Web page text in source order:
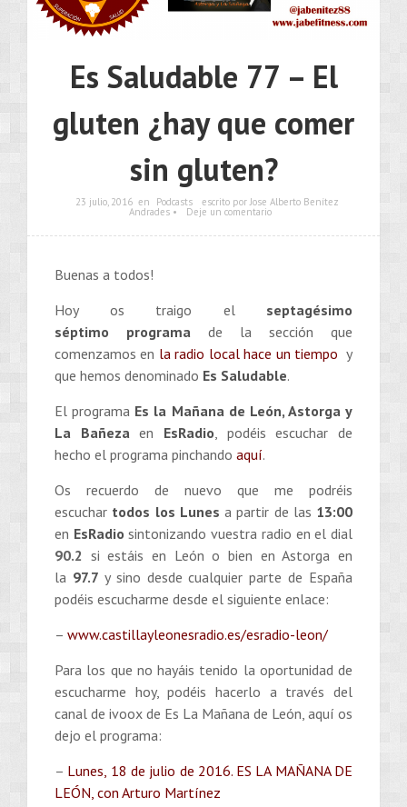
Es Saludable 77 – El
gluten ¿hay que comer
sin gluten?
23 julio, 2016 en Podcasts escrito por Jose Alberto Benítez
Andrades • Deje un comentario
Buenas a todos!
Hoy os traigo el septagésimo
séptimo programa de la sección que
comenzamos en la radio local hace un tiempo y
que hemos denominado Es Saludable.
El programa Es la Mañana de León, Astorga y
La Bañeza en EsRadio , podéis escuchar de
hecho el programa pinchando aquí.
Os recuerdo de nuevo que me podréis
escuchar todos los Lunes a partir de las 13:00
en EsRadio sintonizando vuestra radio en el dial
90.2 si estáis en León o bien en Astorga en
la 97.7 y sino desde cualquier parte de España
podéis escucharme desde el siguiente enlace:
– www.castillayleonesradio.es/esradio-leon/
Para los que no hayáis tenido la oportunidad de
escucharme hoy, podéis hacerlo a través del
canal de ivoox de Es La Mañana de León, aquí os
dejo el programa:
– Lunes, 18 de julio de 2016. ES LA MAÑANA DE
LEÓN, con Arturo Martínez